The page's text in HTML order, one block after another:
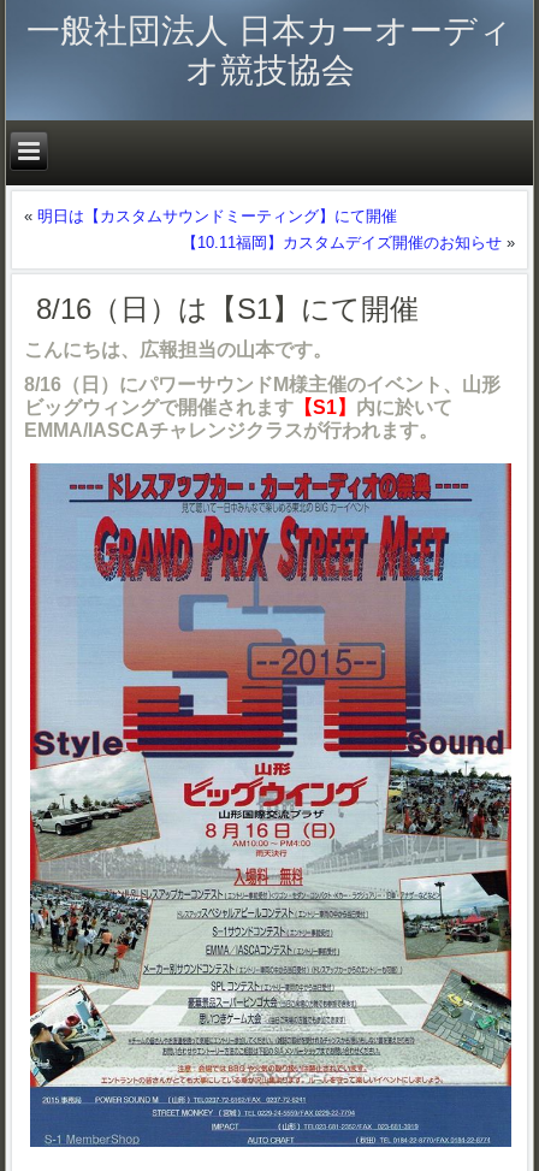
一般社団法人 日本カーオーディ
オ競技協会
«明日は【カスタムサウンドミーティング】にて開催
【10.11福岡】カスタムデイズ開催のお知らせ»
8/16（日）は【S1】にて開催
こんにちは、広報担当の山本です。
8/16（日）にパワーサウンドM様主催のイベント、山形
ビッグウィングで開催されます 【S1】 内に於いて
EMMA/IASCAチャレンジクラスが行われます。